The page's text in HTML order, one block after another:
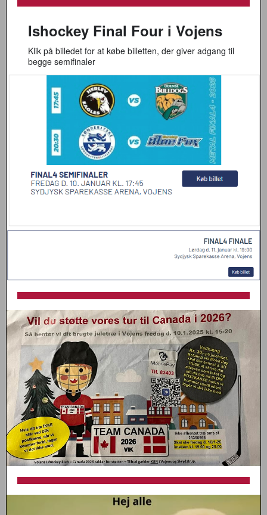
Ishockey Final Four i Vojens
Klik på billedet for at købe billetten, der giver adgang til
begge semifinaler